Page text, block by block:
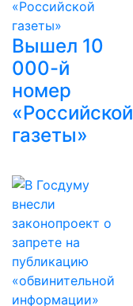
Вышел 10
000-й
номер
«Российской
газеты»